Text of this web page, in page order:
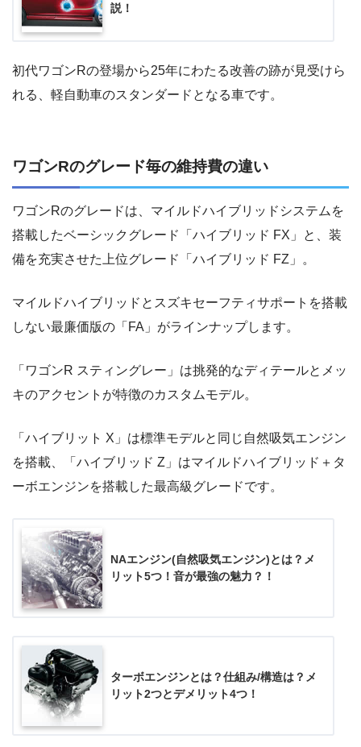
説！
初代ワゴンRの登場から25年にわたる改善の跡が見受けら
れる、軽自動車のスタンダードとなる車です。
ワゴンRのグレード毎の維持費の違い
ワゴンRのグレードは、マイルドハイブリッドシステムを
搭載したベーシックグレード「ハイブリッド FX」と、装
備を充実させた上位グレード「ハイブリッド FZ」。
マイルドハイブリッドとスズキセーフティサポートを搭載
しない最廉価版の「FA」がラインナップします。
「ワゴンR スティングレー」は挑発的なディテールとメッ
キのアクセントが特徴のカスタムモデル。
「ハイブリット X」は標準モデルと同じ自然吸気エンジン
を搭載、「ハイブリッド Z」はマイルドハイブリッド＋タ
ーボエンジンを搭載した最高級グレードです。
NAエンジン(自然吸気エンジン)とは？メ
リット5つ！音が最強の魅力？！
ターボエンジンとは？仕組み/構造は？メ
リット2つとデメリット4つ！